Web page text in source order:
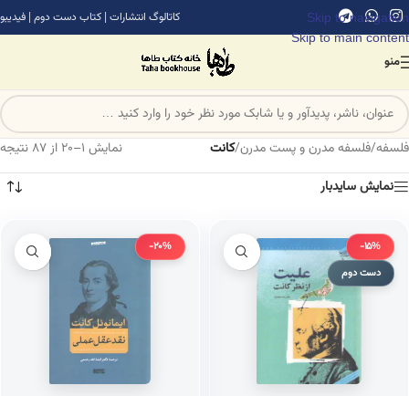
Skip to navigation
Skip to main content
کاتالوگ انتشارات | کتاب دست دوم | فیدیبو
منو
فلسفه/فلسفه مدرن و پست مدرن/کانت
نمایش 1–20 از 87 نتیجه
نمایش سایدبار
-15%
دست دوم
-20%